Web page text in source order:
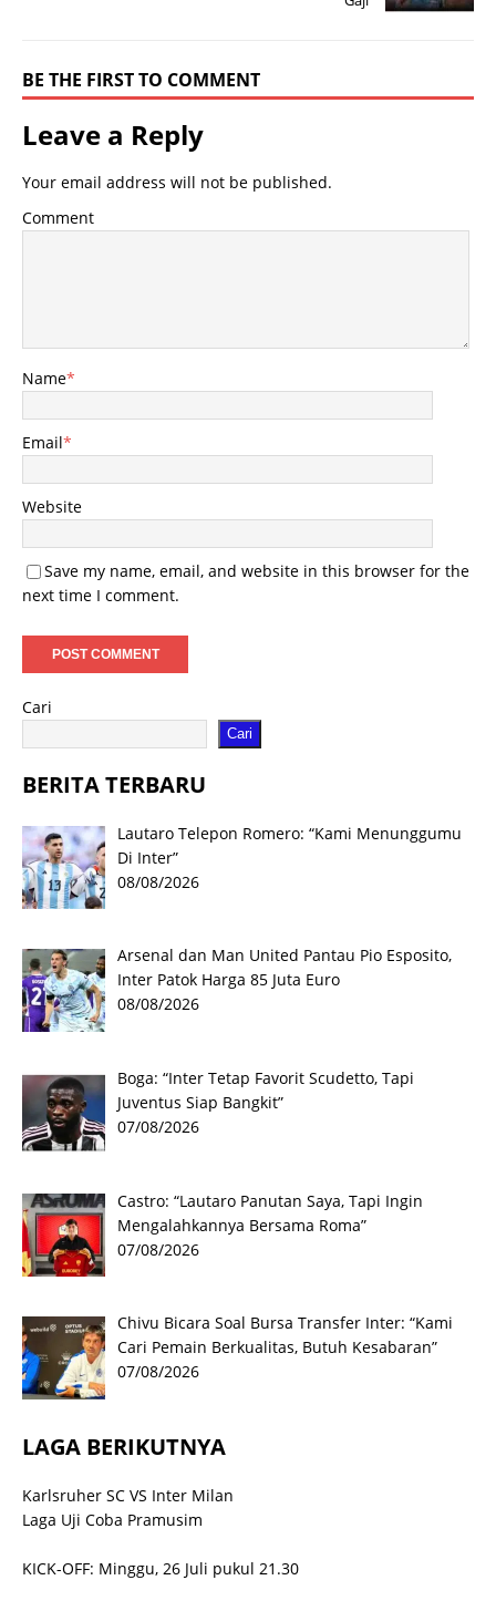
BE THE FIRST TO COMMENT
Leave a Reply
Your email address will not be published.
Comment
Name*
Email*
Website
Save my name, email, and website in this browser for the
next time I comment.
Cari
Cari
BERITA TERBARU
Lautaro Telepon Romero: “Kami Menunggumu
Di Inter”
08/08/2026
Arsenal dan Man United Pantau Pio Esposito,
Inter Patok Harga 85 Juta Euro
08/08/2026
Boga: “Inter Tetap Favorit Scudetto, Tapi
Juventus Siap Bangkit”
07/08/2026
Castro: “Lautaro Panutan Saya, Tapi Ingin
Mengalahkannya Bersama Roma”
07/08/2026
Chivu Bicara Soal Bursa Transfer Inter: “Kami
Cari Pemain Berkualitas, Butuh Kesabaran”
07/08/2026
LAGA BERIKUTNYA
Karlsruher SC VS Inter Milan
Laga Uji Coba Pramusim
KICK-OFF: Minggu, 26 Juli pukul 21.30